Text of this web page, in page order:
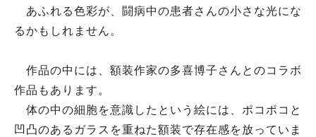
あふれる色彩が、闘病中の患者さんの小さな光にな
るかもしれません。
作品の中には、額装作家の多喜博子さんとのコラボ
作品もあります。
体の中の細胞を意識したという絵には、ポコポコと
凹凸のあるガラスを重ねた額装で存在感を放っていま